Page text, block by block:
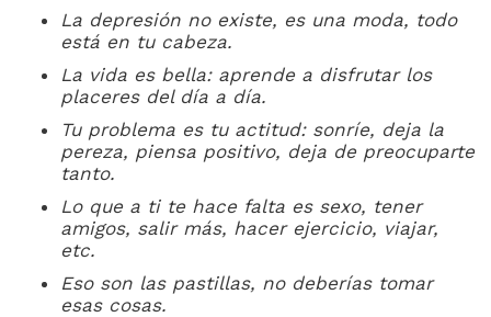
La depresión no existe, es una moda, todo
está en tu cabeza.
La vida es bella: aprende a disfrutar los
placeres del día a día.
Tu problema es tu actitud: sonríe, deja la
pereza, piensa positivo, deja de preocuparte
tanto.
Lo que a ti te hace falta es sexo, tener
amigos, salir más, hacer ejercicio, viajar,
etc.
Eso son las pastillas, no deberías tomar
esas cosas.